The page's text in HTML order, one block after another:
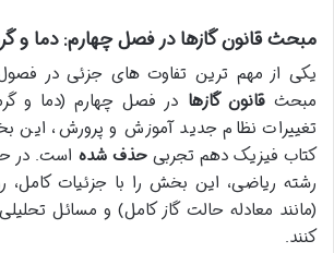
مبحث قانون گازها در فصل چهارم: دما و
یکی از مهم ترین تفاوت های جزئی در
مبحثقانون گازها در فصل چهارم (دما و
تغییرات نظام جدید آموزش و پرورش، این
کتاب فیزیک دهم تجربیحذف شده است. در
رشته ریاضی، این بخش را با جزئیات کامل،
(مانند معادله حالت گاز کامل) و مسائل
کنند.